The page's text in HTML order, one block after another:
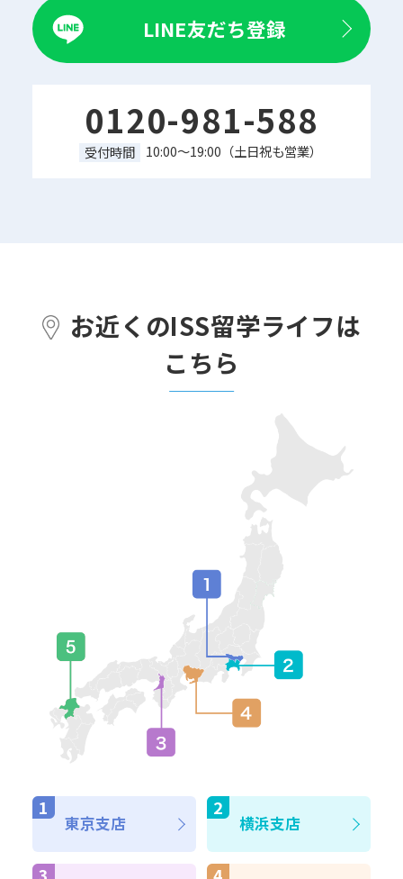
LINE友だち登録
0120-981-588
受付時間 10:00～19:00（土日祝も営業）
お近くのISS留学ライフは
こちら
東京支店 横浜支店